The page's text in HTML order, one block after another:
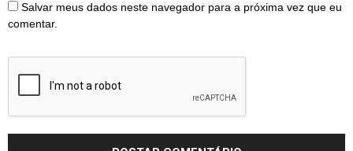
Salvar meus dados neste navegador para a próxima vez que eu
comentar.